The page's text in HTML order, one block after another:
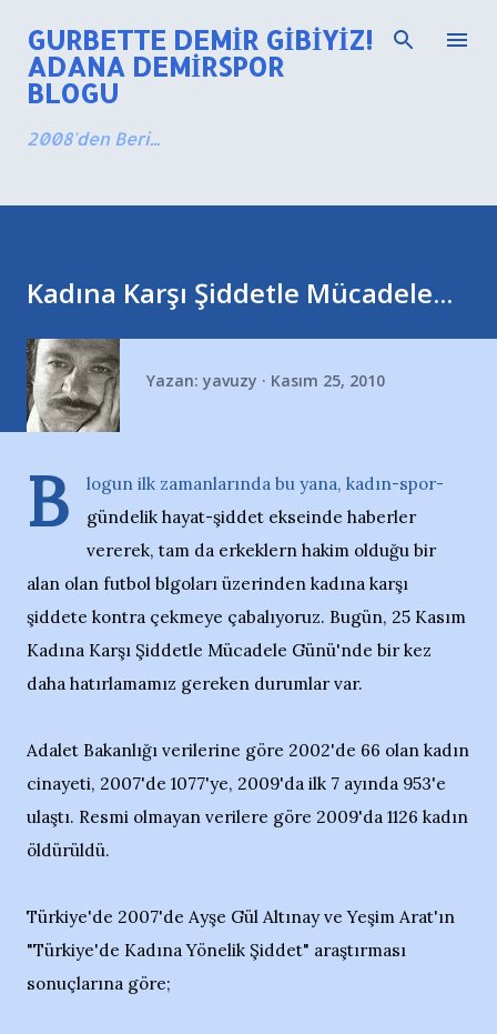
Ana içeriğe atla
GURBETTE DEMIR GIBIYIZ!
ADANA DEMIRSPOR
BLOGU
2008'den Beri...
Kadına Karşı Şiddetle Mücadele...
Yazan: yavuzy Kasım 25, 2010
B
logun ilk zamanlarında bu yana, kadın-spor-
gündelik hayat-şiddet ekseinde haberler
vererek, tam da erkeklern hakim olduğu bir
alan olan futbol blgoları üzerinden kadına karşı
şiddete kontra çekmeye çabalıyoruz. Bugün, 25 Kasım
Kadına Karşı Şiddetle Mücadele Günü'nde bir kez
daha hatırlamamız gereken durumlar var.
Adalet Bakanlığı verilerine göre 2002'de 66 olan kadın
cinayeti, 2007'de 1077'ye, 2009'da ilk 7 ayında 953'e
ulaştı. Resmi olmayan verilere göre 2009'da 1126 kadın
öldürüldü.
Türkiye'de 2007'de Ayşe Gül Altınay ve Yeşim Arat'ın
"Türkiye'de Kadına Yönelik Şiddet" araştırması
sonuçlarına göre;